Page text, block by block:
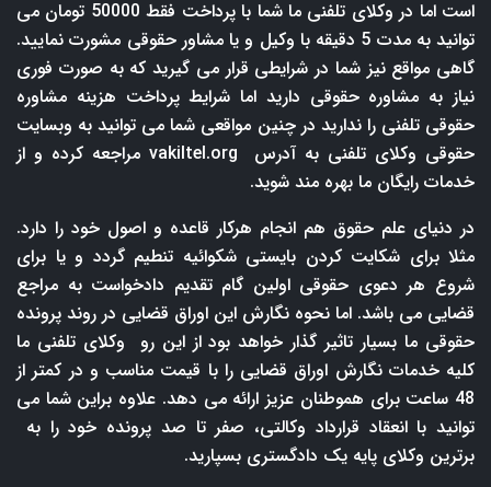
است اما در وکلای تلفنی ما شما با پرداخت فقط 50000 تومان می
توانید به مدت 5 دقیقه با وکیل و یا مشاور حقوقی مشورت نمایید.
گاهی مواقع نیز شما در شرایطی قرار می گیرید که به صورت فوری
نیاز به مشاوره حقوقی دارید اما شرایط پرداخت هزینه مشاوره
حقوقی تلفنی را ندارید در چنین مواقعی شما می توانید به وبسایت
حقوقی وکلای تلفنی به آدرس
vakiltel.org مراجعه کرده و از
خدمات رایگان ما بهره مند شوید.
در دنیای علم حقوق هم انجام هرکار قاعده و اصول خود را دارد.
مثلا برای شکایت کردن بایستی شکوائیه تنطیم گردد و یا برای
شروع هر دعوی حقوقی اولین گام تقدیم دادخواست به مراجع
قضایی می باشد. اما نحوه نگارش این اوراق قضایی در روند پرونده
حقوقی ما بسیار تاثیر گذار خواهد بود از این رو وکلای تلفنی ما
کلیه خدمات نگارش اوراق قضایی را با قیمت مناسب و در کمتر از
48 ساعت برای هموطنان عزیز ارائه می دهد. علاوه براین شما می
توانید با انعقاد قرارداد وکالتی، صفر تا صد پرونده خود را به
برترین وکلای پایه یک دادگستری بسپارید.